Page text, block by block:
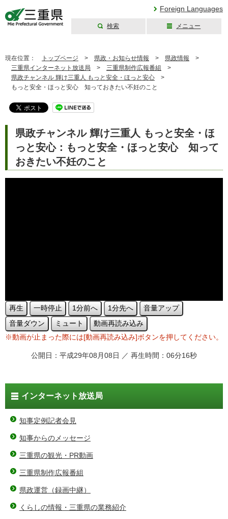
Foreign Languages
検索 メニュー
現在位置： トップページ > 県政・お知らせ情報 > 県政情報 >
三重県インターネット放送局 > 三重県制作広報番組
>
県政チャンネル 輝け三重人 もっと安全・ほっと安心 >
もっと安全・ほっと安心 知っておきたい不妊のこと
県政チャンネル 輝け三重人 もっと安全・ほ
っと安心：もっと安全・ほっと安心 知って
おきたい不妊のこと
再生 一時停止 1分前へ 1分先へ
音量アップ
音量ダウン
ミュート
動画再読み込み
※動画が止まった際には[動画再読み込み]ボタンを押してください。
公開日：平成29年08月08日 ／ 再生時間：06分16秒
インターネット放送局
知事定例記者会見
知事からのメッセージ
三重県の観光・PR動画
三重県制作広報番組
県政運営（録画中継）
くらしの情報・三重県の業務紹介